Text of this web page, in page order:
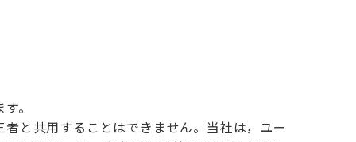
。
と共用することはできません。当社は，ユー